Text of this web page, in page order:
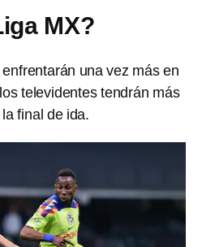
MX?
una vez más en
televidentes tendrán más
final de ida.